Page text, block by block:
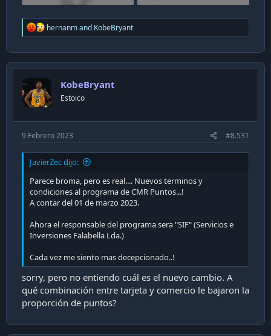
R
e
c
t
n
s
hernanmand KobeBryant
KobeBryant
Estoico
9 Febrero 2023 #8.531
JavierZec dijo:
Parece broma, pero es real.... Nuevos terminos y
condiciones al programa de CMR Puntos...!
A contar del 01 de marzo 2023.
Ahora el responsable del programa sera "SIF" (Servicios e
Inversiones Falabella Lda.)
Cada vez me siento mas decepcionado..!
sorry, pero no entiendo cuál es el nuevo cambio. A
qué combinación entre tarjeta y comercio le bajaron la
proporción de puntos?